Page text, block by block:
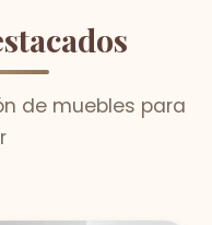
de muebles para